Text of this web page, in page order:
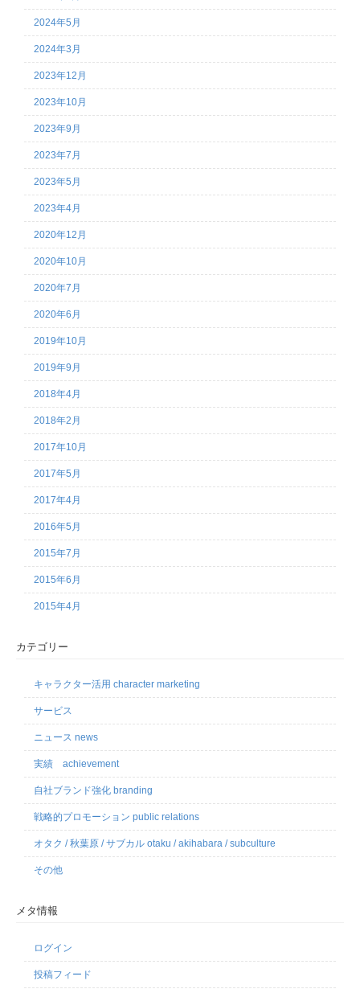
2024年5月
2024年3月
2023年12月
2023年10月
2023年9月
2023年7月
2023年5月
2023年4月
2020年12月
2020年10月
2020年7月
2020年6月
2019年10月
2019年9月
2018年4月
2018年2月
2017年10月
2017年5月
2017年4月
2016年5月
2015年7月
2015年6月
2015年4月
カテゴリー
キャラクター活用 character marketing
サービス
ニュース news
実績 achievement
自社ブランド強化 branding
戦略的プロモーション public relations
オタク / 秋葉原 / サブカル otaku / akihabara / subculture
その他
メタ情報
ログイン
投稿フィード